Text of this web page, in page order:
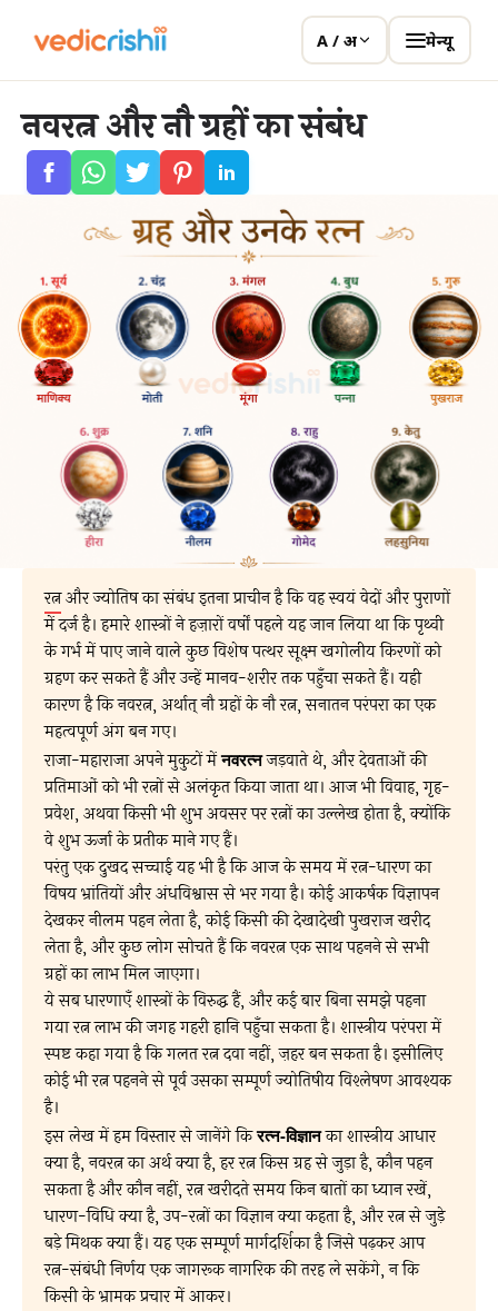
A / अ मेन्यू
नवरत्न और नौ ग्रहों का संबंध
रत्नऔर ज्योतिष का संबंध इतना प्राचीन है कि वह स्वयं वेदों और पुराणों
में दर्ज है। हमारे शास्त्रों ने हज़ारों वर्षों पहले यह जान लिया था कि पृथ्वी
के गर्भ में पाए जाने वाले कुछ विशेष पत्थर सूक्ष्म खगोलीय किरणों को
ग्रहण कर सकते हैं और उन्हें मानव-शरीर तक पहुँचा सकते हैं। यही
कारण है कि नवरत्न, अर्थात् नौ ग्रहों के नौ रत्न, सनातन परंपरा का एक
महत्वपूर्ण अंग बन गए।
राजा-महाराजा अपने मुकुटों मेंनवरत्नजड़वाते थे, और देवताओं की
प्रतिमाओं को भी रत्नों से अलंकृत किया जाता था। आज भी विवाह, गृह-
प्रवेश, अथवा किसी भी शुभ अवसर पर रत्नों का उल्लेख होता है, क्योंकि
वे शुभ ऊर्जा के प्रतीक माने गए हैं।
परंतु एक दुखद सच्चाई यह भी है कि आज के समय में रत्न-धारण का
विषय भ्रांतियों और अंधविश्वास से भर गया है। कोई आकर्षक विज्ञापन
देखकर नीलम पहन लेता है, कोई किसी की देखादेखी पुखराज खरीद
लेता है, और कुछ लोग सोचते हैं कि नवरत्न एक साथ पहनने से सभी
ग्रहों का लाभ मिल जाएगा।
ये सब धारणाएँ शास्त्रों के विरुद्ध हैं, और कई बार बिना समझे पहना
गया रत्न लाभ की जगह गहरी हानि पहुँचा सकता है। शास्त्रीय परंपरा में
स्पष्ट कहा गया है कि गलत रत्न दवा नहीं, ज़हर बन सकता है। इसीलिए
कोई भी रत्न पहनने से पूर्व उसका सम्पूर्ण ज्योतिषीय विश्लेषण आवश्यक
है।
इस लेख में हम विस्तार से जानेंगे किरत्न-विज्ञानका शास्त्रीय आधार
क्या है, नवरत्न का अर्थ क्या है, हर रत्न किस ग्रह से जुड़ा है, कौन पहन
सकता है और कौन नहीं, रत्न खरीदते समय किन बातों का ध्यान रखें,
धारण-विधि क्या है, उप-रत्नों का विज्ञान क्या कहता है, और रत्न से जुड़े
बड़े मिथक क्या हैं। यह एक सम्पूर्ण मार्गदर्शिका है जिसे पढ़कर आप
रत्न-संबंधी निर्णय एक जागरूक नागरिक की तरह ले सकेंगे, न कि
किसी के भ्रामक प्रचार में आकर।